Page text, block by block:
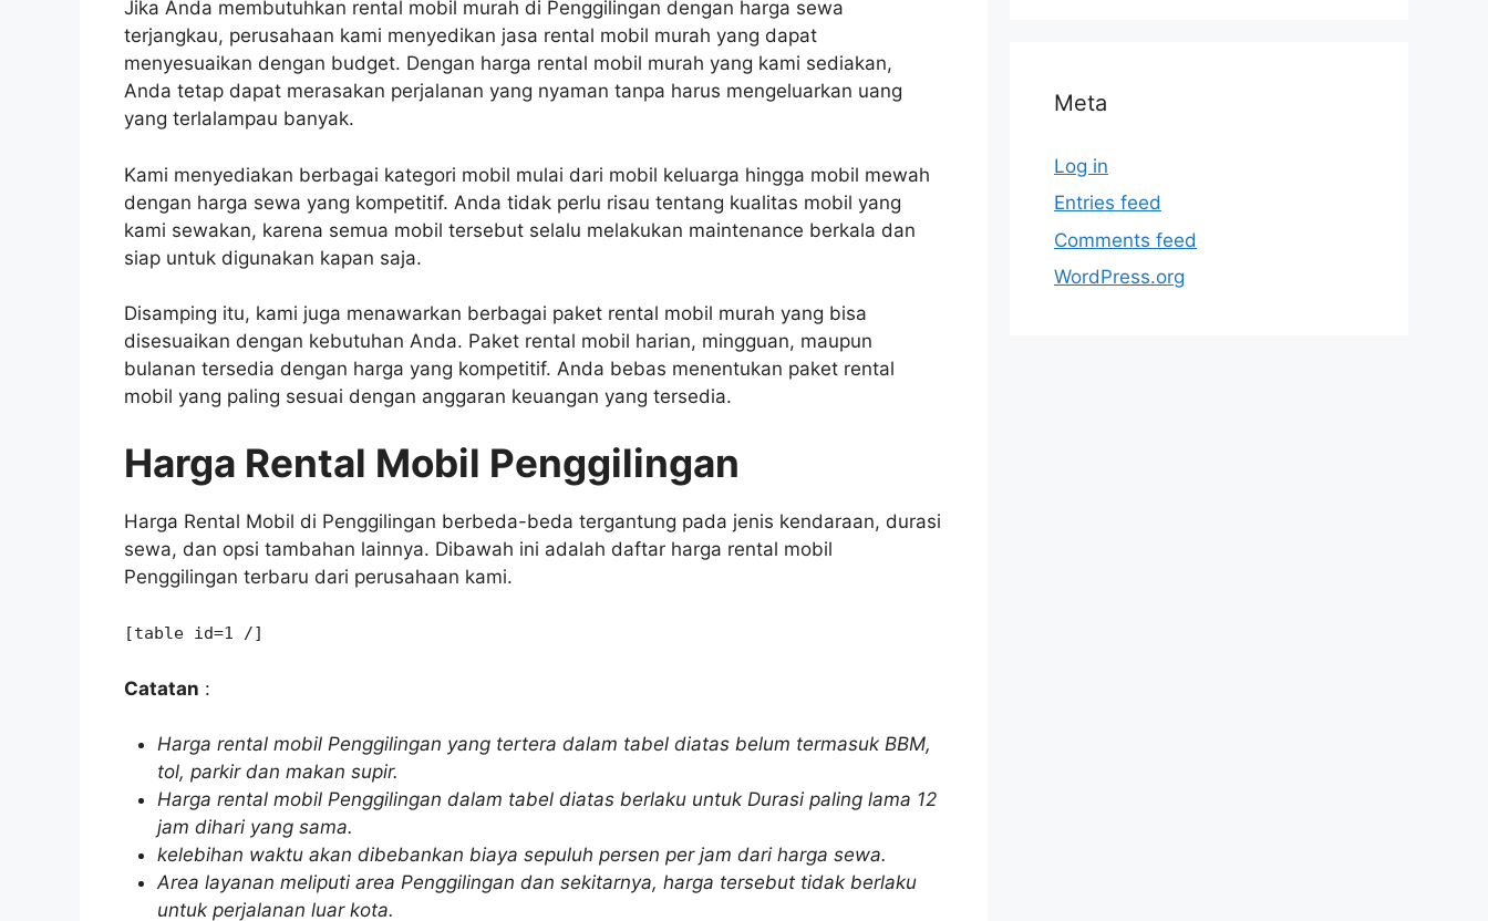
Jika Anda membutuhkan rental mobil murah di Penggilingan dengan harga sewa
terjangkau, perusahaan kami menyedikan jasa rental mobil murah yang dapat
menyesuaikan dengan budget. Dengan harga rental mobil murah yang kami sediakan,
Anda tetap dapat merasakan perjalanan yang nyaman tanpa harus mengeluarkan uang
yang terlalampau banyak.
Kami menyediakan berbagai kategori mobil mulai dari mobil keluarga hingga mobil mewah
dengan harga sewa yang kompetitif. Anda tidak perlu risau tentang kualitas mobil yang
kami sewakan, karena semua mobil tersebut selalu melakukan maintenance berkala dan
siap untuk digunakan kapan saja.
Disamping itu, kami juga menawarkan berbagai paket rental mobil murah yang bisa
disesuaikan dengan kebutuhan Anda. Paket rental mobil harian, mingguan, maupun
bulanan tersedia dengan harga yang kompetitif. Anda bebas menentukan paket rental
mobil yang paling sesuai dengan anggaran keuangan yang tersedia.
Harga Rental Mobil Penggilingan
Harga Rental Mobil di Penggilingan berbeda-beda tergantung pada jenis kendaraan, durasi
sewa, dan opsi tambahan lainnya. Dibawah ini adalah daftar harga rental mobil
Penggilingan terbaru dari perusahaan kami.
[table id=1 /]
Catatan :
Harga rental mobil Penggilingan yang tertera dalam tabel diatas belum termasuk BBM,
tol, parkir dan makan supir.
Harga rental mobil Penggilingan dalam tabel diatas berlaku untuk Durasi paling lama 12
jam dihari yang sama.
kelebihan waktu akan dibebankan biaya sepuluh persen per jam dari harga sewa.
Area layanan meliputi area Penggilingan dan sekitarnya, harga tersebut tidak berlaku
untuk perjalanan luar kota.
Meta
Log in
Entries feed
Comments feed
WordPress.org